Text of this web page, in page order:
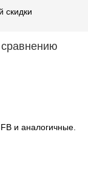
скидки
и аналогичные.